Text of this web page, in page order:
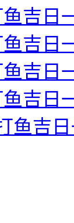
吉日
吉日
吉日
吉日
鱼吉